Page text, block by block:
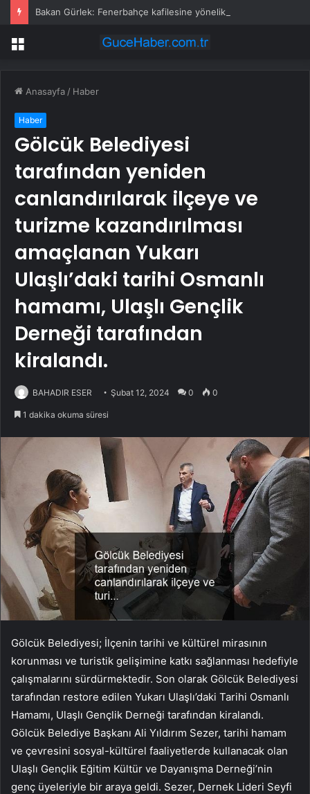
Menü
Anasayfa / Haber
Haber
Gölcük Belediyesi
tarafından yeniden
canlandırılarak ilçeye ve
turizme kazandırılması
amaçlanan Yukarı
Ulaşlı’daki tarihi Osmanlı
hamamı, Ulaşlı Gençlik
Derneği tarafından
kiralandı.
BAHADIR ESER Şubat 12, 2024 0 0
1 dakika okuma süresi
Gölcük Belediyesi; İlçenin tarihi ve kültürel mirasının
korunması ve turistik gelişimine katkı sağlanması hedefiyle
çalışmalarını sürdürmektedir. Son olarak Gölcük Belediyesi
tarafından restore edilen Yukarı Ulaşlı’daki Tarihi Osmanlı
Hamamı, Ulaşlı Gençlik Derneği tarafından kiralandı.
Gölcük Belediye Başkanı Ali Yıldırım Sezer, tarihi hamam
ve çevresini sosyal-kültürel faaliyetlerde kullanacak olan
Ulaşlı Gençlik Eğitim Kültür ve Dayanışma Derneği’nin
genç üyeleriyle bir araya geldi. Sezer, Dernek Lideri Seyfi